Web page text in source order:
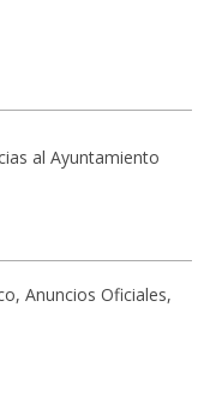
al Ayuntamiento
Anuncios Oficiales,